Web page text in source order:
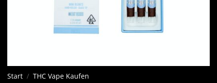
Start / THC Vape Kaufen